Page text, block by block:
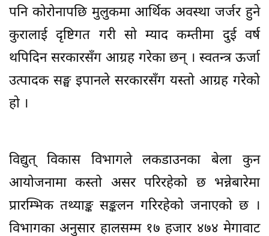
पनि कोरोनापछि मुलुकमा आर्थिक अवस्था जर्जर हुने
कुरालाई दृष्टिगत गरी सो म्याद कम्तीमा दुई वर्ष
थपिदिन सरकारसँग आग्रह गरेका छन् । स्वतन्त्र ऊर्जा
उत्पादक सङ्घ इपानले सरकारसँग यस्तो आग्रह गरेको
हो ।
विद्युत् विकास विभागले लकडाउनका बेला कुन
आयोजनामा कस्तो असर परिरहेको छ भन्नेबारेमा
प्रारम्भिक तथ्याङ्क सङ्कलन गरिरहेको जनाएको छ ।
विभागका अनुसार हालसम्म १७ हजार ४७४ मेगावाट